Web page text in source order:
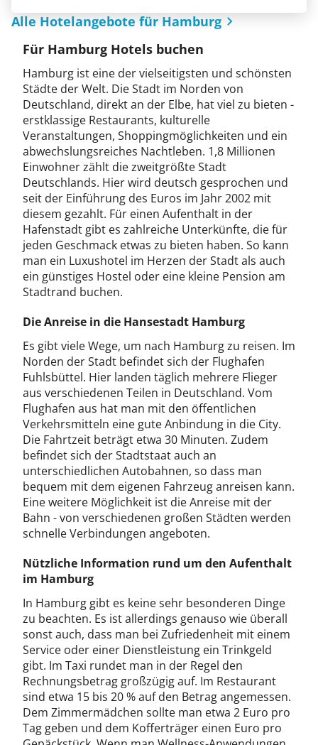
Alle Hotelangebote für Hamburg
Für Hamburg Hotels buchen
Hamburg ist eine der vielseitigsten und schönsten
Städte der Welt. Die Stadt im Norden von
Deutschland, direkt an der Elbe, hat viel zu bieten -
erstklassige Restaurants, kulturelle
Veranstaltungen, Shoppingmöglichkeiten und ein
abwechslungsreiches Nachtleben. 1,8 Millionen
Einwohner zählt die zweitgrößte Stadt
Deutschlands. Hier wird deutsch gesprochen und
seit der Einführung des Euros im Jahr 2002 mit
diesem gezahlt. Für einen Aufenthalt in der
Hafenstadt gibt es zahlreiche Unterkünfte, die für
jeden Geschmack etwas zu bieten haben. So kann
man ein Luxushotel im Herzen der Stadt als auch
ein günstiges Hostel oder eine kleine Pension am
Stadtrand buchen.
Die Anreise in die Hansestadt Hamburg
Es gibt viele Wege, um nach Hamburg zu reisen. Im
Norden der Stadt befindet sich der Flughafen
Fuhlsbüttel. Hier landen täglich mehrere Flieger
aus verschiedenen Teilen in Deutschland. Vom
Flughafen aus hat man mit den öffentlichen
Verkehrsmitteln eine gute Anbindung in die City.
Die Fahrtzeit beträgt etwa 30 Minuten. Zudem
befindet sich der Stadtstaat auch an
unterschiedlichen Autobahnen, so dass man
bequem mit dem eigenen Fahrzeug anreisen kann.
Eine weitere Möglichkeit ist die Anreise mit der
Bahn - von verschiedenen großen Städten werden
schnelle Verbindungen angeboten.
Nützliche Information rund um den Aufenthalt
im Hamburg
In Hamburg gibt es keine sehr besonderen Dinge
zu beachten. Es ist allerdings genauso wie überall
sonst auch, dass man bei Zufriedenheit mit einem
Service oder einer Dienstleistung ein Trinkgeld
gibt. Im Taxi rundet man in der Regel den
Rechnungsbetrag großzügig auf. Im Restaurant
sind etwa 15 bis 20 % auf den Betrag angemessen.
Dem Zimmermädchen sollte man etwa 2 Euro pro
Tag geben und dem Kofferträger einen Euro pro